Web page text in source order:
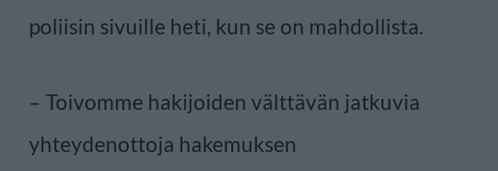
poliisin sivuille heti, kun se on mahdollista.
– Toivomme hakijoiden välttävän jatkuvia
yhteydenottoja hakemuksen